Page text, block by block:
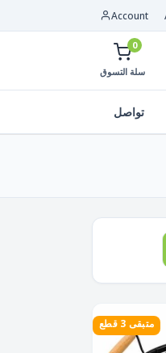
Account
0
سلة التسوق
تواصل
متبقى 3 قطع